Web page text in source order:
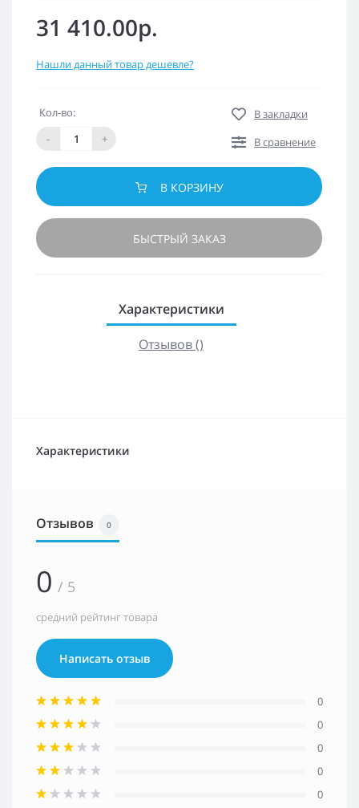
31 410.00р.
Нашли данный товар дешевле?
Кол-во:
-
+
В закладки
В сравнение
В КОРЗИНУ
БЫСТРЫЙ ЗАКАЗ
Характеристики
Отзывов ()
Характеристики
Отзывов 0
0 / 5
средний рейтинг товара
Написать отзыв
0
0
0
0
0